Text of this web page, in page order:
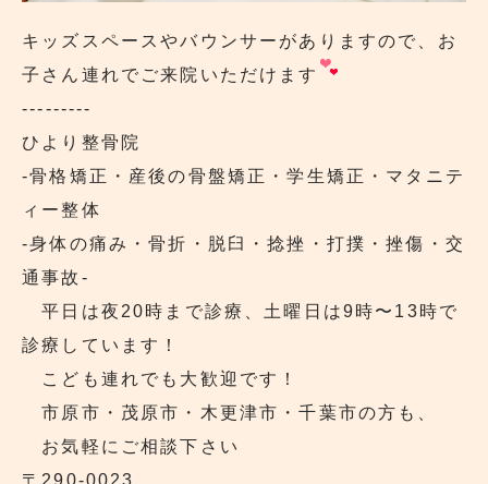
キッズスペースやバウンサーがありますので、お
子さん連れでご来院いただけます
---------
ひより整骨院
‐骨格矯正・産後の骨盤矯正・学生矯正・マタニテ
ィー整体
‐身体の痛み・骨折・脱臼・捻挫・打撲・挫傷・交
通事故‐
平日は夜20時まで診療、土曜日は9時〜13時で
診療しています！
こども連れでも大歓迎です！
市原市・茂原市・木更津市・千葉市の方も、
お気軽にご相談下さい
〒290‐0023